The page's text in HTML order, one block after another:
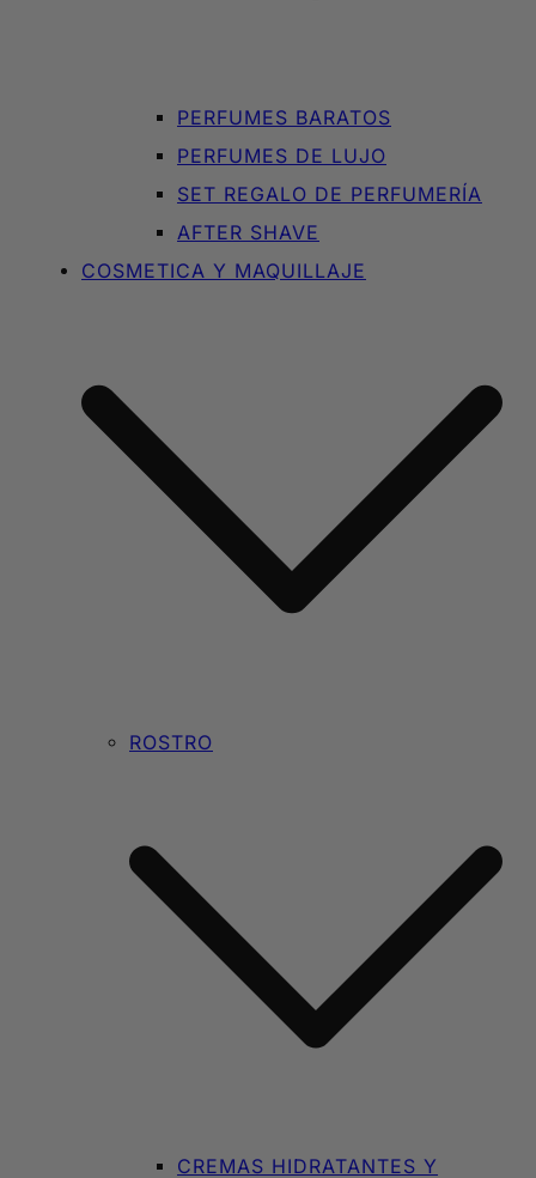
PERFUMES BARATOS
PERFUMES DE LUJO
SET REGALO DE PERFUMERÍA
AFTER SHAVE
COSMETICA Y MAQUILLAJE
ROSTRO
CREMAS HIDRATANTES Y